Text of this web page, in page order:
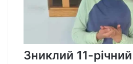
Зниклий 11-